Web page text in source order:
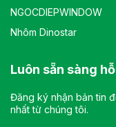
NGOCDIEPWINDOW
Nhôm Dinostar
Luôn sẵn sàng
Đăng ký nhận bản tin
nhất từ chúng tôi.